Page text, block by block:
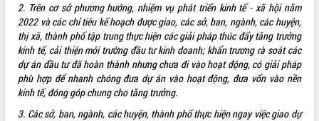
2. Trên cơ sở phương hướng, nhiệm vụ phát triển kinh tế - xã hội năm
2022 và các chỉ tiêu kế hoạch được giao, các sở, ban, ngành, các huyện,
thị xã, thành phố tập trung thực hiện các giải pháp thúc đẩy tăng trưởng
kinh tế, cải thiện môi trường đầu tư kinh doanh; khẩn trương rà soát các
dự án đầu tư đã hoàn thành nhưng chưa đi vào hoạt động, có giải pháp
phù hợp để nhanh chóng đưa dự án vào hoạt động, đưa vốn vào nền
kinh tế, đóng góp chung cho tăng trưởng.
3. Các sở, ban, ngành, các huyện, thành phố thực hiện ngay việc giao dự